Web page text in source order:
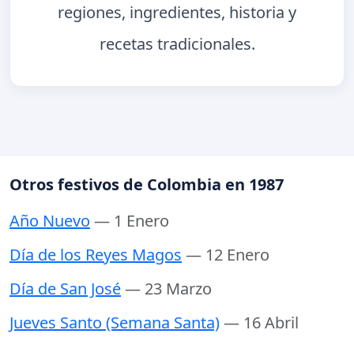
regiones, ingredientes, historia y
recetas tradicionales.
Otros festivos de Colombia en 1987
Año Nuevo — 1 Enero
Día de los Reyes Magos — 12 Enero
Día de San José— 23 Marzo
Jueves Santo (Semana Santa)— 16 Abril